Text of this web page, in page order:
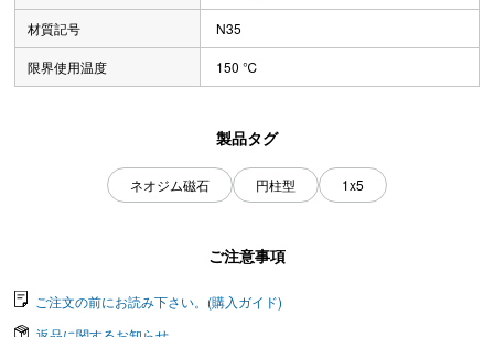
材質記号 N35
限界使用温度 150 ℃
製品タグ
ネオジム磁石 円柱型 1x5
ご注意事項
ご注文の前にお読み下さい。(購入ガイド)